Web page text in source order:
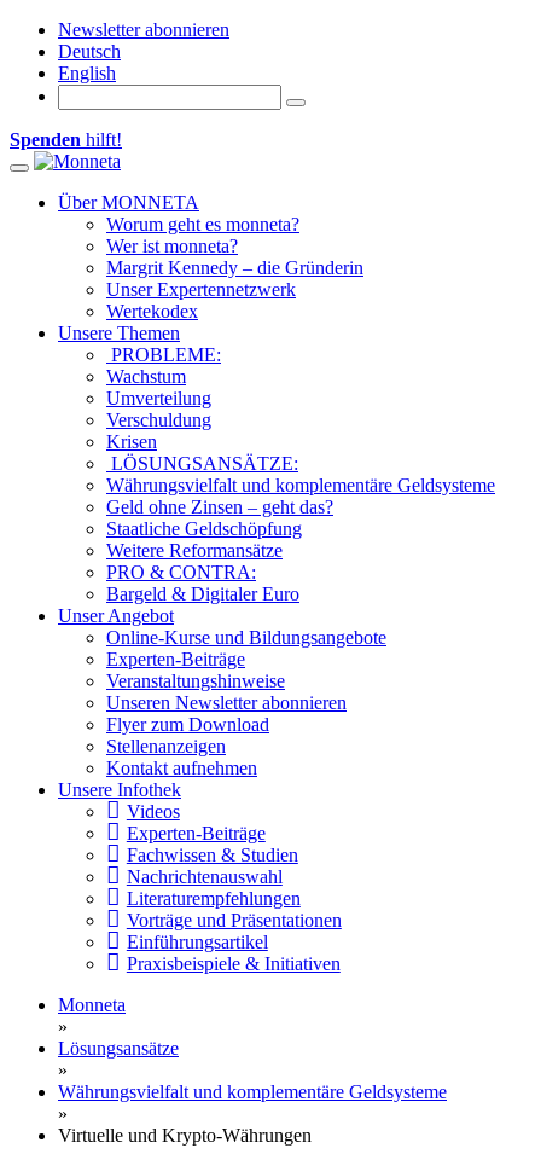
Newsletter abonnieren
Deutsch
English
Spenden hilft!
Toggle navigation
Über MONNETA
Worum geht es monneta?
Wer ist monneta?
Margrit Kennedy – die Gründerin
Unser Expertennetzwerk
Wertekodex
Unsere Themen
PROBLEME:
Wachstum
Umverteilung
Verschuldung
Krisen
LÖSUNGSANSÄTZE:
Währungsvielfalt und komplementäre Geldsysteme
Geld ohne Zinsen – geht das?
Staatliche Geldschöpfung
Weitere Reformansätze
PRO & CONTRA:
Bargeld & Digitaler Euro
Unser Angebot
Online-Kurse und Bildungsangebote
Experten-Beiträge
Veranstaltungshinweise
Unseren Newsletter abonnieren
Flyer zum Download
Stellenanzeigen
Kontakt aufnehmen
Unsere Infothek
Videos
Experten-Beiträge
Fachwissen & Studien
Nachrichtenauswahl
Literaturempfehlungen
Vorträge und Präsentationen
Einführungsartikel
Praxisbeispiele & Initiativen
Monneta
»
Lösungsansätze
»
Währungsvielfalt und komplementäre Geldsysteme
»
Virtuelle und Krypto-Währungen